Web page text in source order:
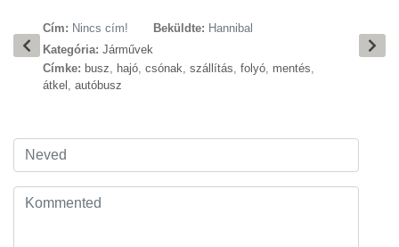
Cím: Nincs cím! Beküldte: Hannibal
Kategória: Járművek
Címke: busz, hajó, csónak, szállítás, folyó, mentés,
átkel , autóbusz